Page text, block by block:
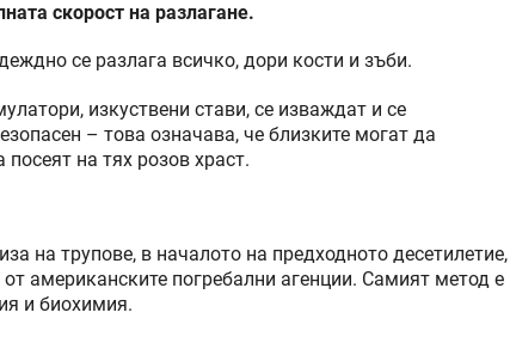
скорост на разлагане.
се разлага всичко, дори кости и зъби.
изкуствени стави, се изваждат и се
– това означава, че близките могат да
на тях розов храст.
на трупове, в началото на предходното десетилетие,
американските погребални агенции. Самият метод е
и биохимия.